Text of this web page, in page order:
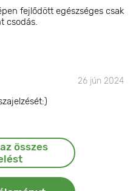
fejlődött egészséges csak
csodás.
26 jún 2024
összes